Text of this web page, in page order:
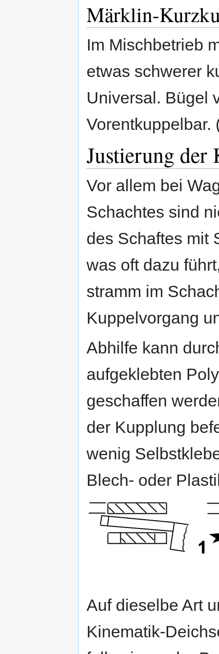
Märklin-
Im Mischbetrieb
etwas schwerer
Universal. Bügel
Vorentkuppelbar.
Justierung der
Vor allem bei
Schachtes sind
des Schaftes mit
was oft dazu
stramm im
Kuppelvorgang
Abhilfe kann
aufgeklebten
geschaffen
der Kupplung
wenig
Blech- oder
Auf dieselbe Art
Kinematik-